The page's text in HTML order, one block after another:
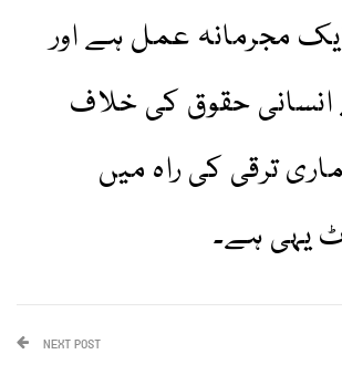
مجرمانہ عمل ہے اور
انسانی حقوق کی خلاف
ترقی کی راہ میں
یہی ہے۔
NEXT POST